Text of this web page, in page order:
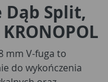
Dąb Split,
mm V-fuga to
do wykończenia